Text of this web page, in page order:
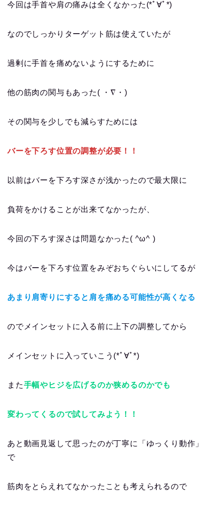
今回は手首や肩の痛みは全くなかった(*ﾟ∀ﾟ*)
なのでしっかりターゲット筋は使えていたが
過剰に手首を痛めないようにするために
他の筋肉の関与もあった( ・∇・)
その関与を少しでも減らすためには
バーを下ろす位置の調整が必要！！
以前はバーを下ろす深さが浅かったので最大限に
負荷をかけることが出来てなかったが、
今回の下ろす深さは問題なかった( ^ω^ )
今はバーを下ろす位置をみぞおちぐらいにしてるが
あまり肩寄りにすると肩を痛める可能性が高くなる
のでメインセットに入る前に上下の調整してから
メインセットに入っていこう(*ﾟ∀ﾟ*)
また手幅やヒジを広げるのか狭めるのかでも
変わってくるので試してみよう！！
あと動画見返して思ったのが丁寧に「ゆっくり動作」
で
筋肉をとらえれてなかったことも考えられるので